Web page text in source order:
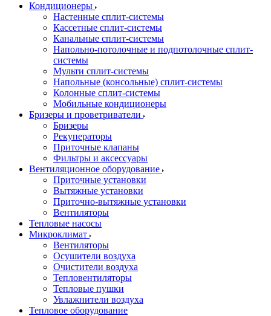
Кондиционеры
Настенные сплит-системы
Кассетные сплит-системы
Канальные сплит-системы
Напольно-потолочные и подпотолочные сплит-
системы
Мульти сплит-системы
Напольные (консольные) сплит-системы
Колонные сплит-системы
Мобильные кондиционеры
Бризеры и проветриватели
Бризеры
Рекуператоры
Приточные клапаны
Фильтры и аксессуары
Вентиляционное оборудование
Приточные установки
Вытяжные установки
Приточно-вытяжные установки
Вентиляторы
Тепловые насосы
Микроклимат
Вентиляторы
Осушители воздуха
Очистители воздуха
Тепловентиляторы
Тепловые пушки
Увлажнители воздуха
Тепловое оборудование